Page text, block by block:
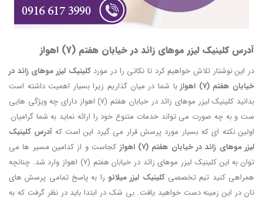
آدرس کلینیک لیزر موهای زائد در خیابان هفتم (7) اهواز
در این نوشتار تلاش خواهیم کرد تا نکاتی را در موردکلینیک لیزر موهای زائد در
خیابان هفتم (7) اهواز
با شما در میان گذاریم زیرا بسیار اهمیت داشته است
بدانید کلینیک لیزر موهای زائد در خیابان هفتم (7) اهواز دارای چه ویژگی هایی
ست و به چه صورت می تواند خدمات متنوع خود را ارائه نماید به شما گرامیان.
اولین نکته ای که بسیار مورد پرسش قرار می گیرد این است کهآدرس کلینیک
لیزر موهای زائد در خیابان هفتم (7) اهواز
کجاست و از کدامین مسیر ها می
توان به این کلینیک لیزر موهای زائد در خیابان هفتم (7) اهواز وارد شد. چنانچه
همراهی کنید تیم تخصصیکلینیک لیزر میلانو را به پاسخ تمامی پرسش های
تان در این زمینه دست خواهید یافت. بی شک در ابتدا باید در نظر گرفت که به